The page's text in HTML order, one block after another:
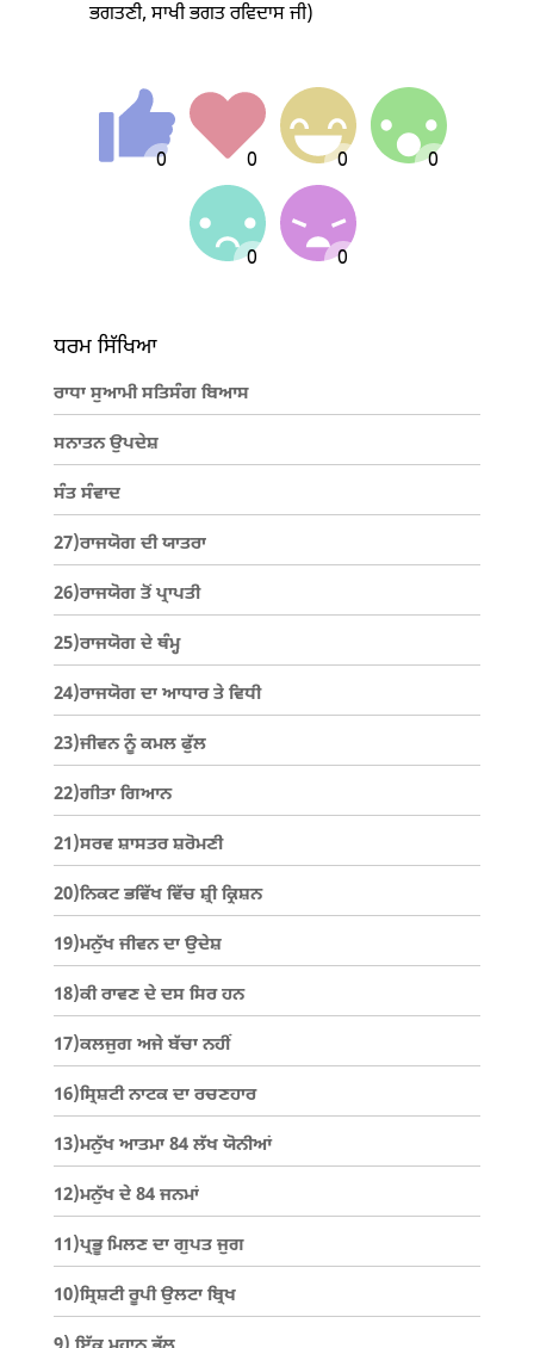
ਭਗਤਣੀ, ਸਾਖੀ ਭਗਤ ਰਵਿਦਾਸ ਜੀ)
ਧਰਮ ਸਿੱਖਿਆ
ਰਾਧਾ ਸੁਆਮੀ ਸਤਿਸੰਗ ਬਿਆਸ
ਸਨਾਤਨ ਉਪਦੇਸ਼
ਸੰਤ ਸੰਵਾਦ
27)ਰਾਜਯੋਗ ਦੀ ਯਾਤਰਾ
26)ਰਾਜਯੋਗ ਤੋਂ ਪ੍ਰਾਪਤੀ
25)ਰਾਜਯੋਗ ਦੇ ਥੰਮ੍ਹ
24)ਰਾਜਯੋਗ ਦਾ ਆਧਾਰ ਤੇ ਵਿਧੀ
23)ਜੀਵਨ ਨੂੰ ਕਮਲ ਫੁੱਲ
22)ਗੀਤਾ ਗਿਆਨ
21)ਸਰਵ ਸ਼ਾਸਤਰ ਸ਼ਰੋਮਣੀ
20)ਨਿਕਟ ਭਵਿੱਖ ਵਿੱਚ ਸ਼੍ਰੀ ਕ੍ਰਿਸ਼ਨ
19)ਮਨੁੱਖ ਜੀਵਨ ਦਾ ਉਦੇਸ਼
18)ਕੀ ਰਾਵਣ ਦੇ ਦਸ ਸਿਰ ਹਨ
17)ਕਲਜੁਗ ਅਜੇ ਬੱਚਾ ਨਹੀਂ
16)ਸ੍ਰਿਸ਼ਟੀ ਨਾਟਕ ਦਾ ਰਚਣਹਾਰ
13)ਮਨੁੱਖ ਆਤਮਾ 84 ਲੱਖ ਯੋਨੀਆਂ
12)ਮਨੁੱਖ ਦੇ 84 ਜਨਮਾਂ
11)ਪ੍ਰਭੂ ਮਿਲਣ ਦਾ ਗੁਪਤ ਜੁਗ
10)ਸ੍ਰਿਸ਼ਟੀ ਰੂਪੀ ਉਲਟਾ ਬ੍ਰਿਖ